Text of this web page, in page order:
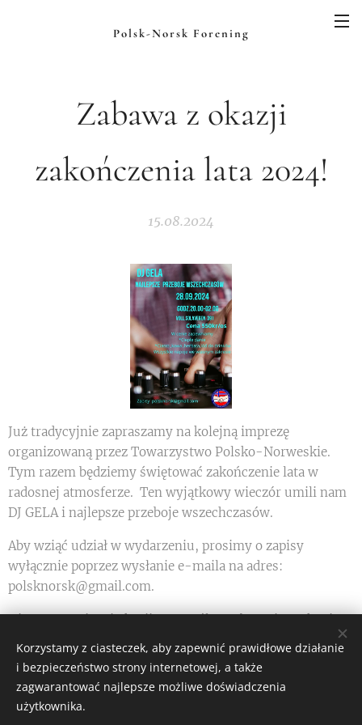
Polsk-Norsk Forening
Zabawa z okazji
zakończenia lata 2024!
15.08.2024
Już tradycyjnie zapraszamy na kolejną imprezę
organizowaną przez Towarzystwo Polsko-Norweskie.
Tym razem będziemy świętować zakończenie lata w
radosnej atmosferze. Ten wyjątkowy wieczór umili nam
DJ GELA i najlepsze przeboje wszechczasów.
Aby wziąć udział w wydarzeniu, prosimy o zapisy
wyłącznie poprzez wysłanie e-maila na adres:
polsknorsk@gmail.com.
Nie przegapcie tej okazji na wspólną zabawę i spotkanie z
Share
Korzystamy z ciasteczek, aby zapewnić prawidłowe działanie
i bezpieczeństwo strony internetowej, a także
zagwarantować najlepsze możliwe doświadczenia
użytkownika.